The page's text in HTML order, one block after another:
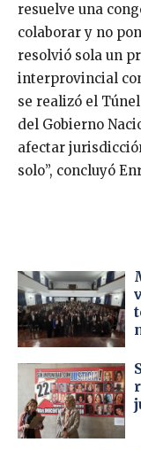
resuelve una
colaborar y no
resolvió sola un
interprovincial
se realizó el
del Gobierno
afectar
solo”, concluyó